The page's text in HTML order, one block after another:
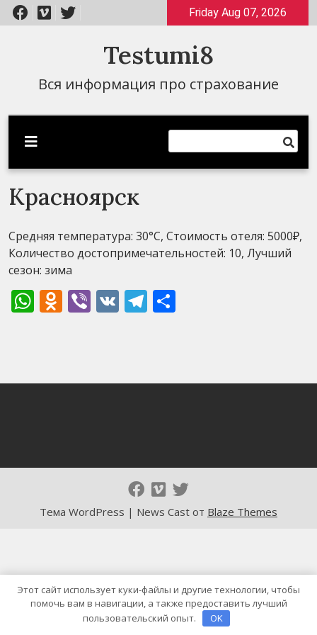
Перейти
к
Friday Aug 07, 2026
Testumi8
Вся информация про страхование
Красноярск
Средняя температура: 30°C, Стоимость отеля: 5000₽,
Количество достопримечательностей: 10, Лучший
сезон: зима
WhatsApp
Odnoklassniki
Viber
VK Telegram
Тема WordPress | News Cast от Blaze Themes
Этот сайт использует куки-файлы и другие технологии, чтобы
помочь вам в навигации, а также предоставить лучший
пользовательский опыт.
OK